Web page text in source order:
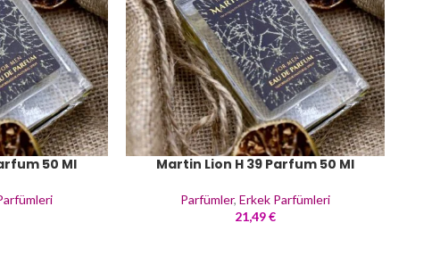
50 Ml Martin Lion H 39 Parfum 50 Ml
Parfümler, Erkek Parfümleri
21,49€